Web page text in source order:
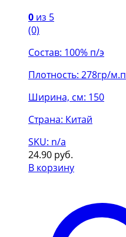
0 из 5
(0)
Состав: 100% п/э
Плотность: 278гр/м.п
Ширина, см: 150
Страна: Китай
SKU: n/a
24.90 руб.
В корзину